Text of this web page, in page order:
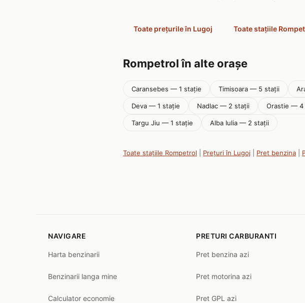
Toate prețurile în Lugoj Toate stațiile
Rompetrol în alte orașe
Caransebes — 1 stație Timisoara — 5 stații
Deva — 1 stație Nadlac — 2 stații Orastie — 4
Targu Jiu — 1 stație Alba Iulia — 2 stații
Toate stațiile Rompetrol Prețuri în Lugoj Pret benzina
NAVIGARE
Harta benzinarii
Benzinarii langa mine
Calculator economie
PRETURI CARBURANTI
Pret benzina azi
Pret motorina azi
Pret GPL azi